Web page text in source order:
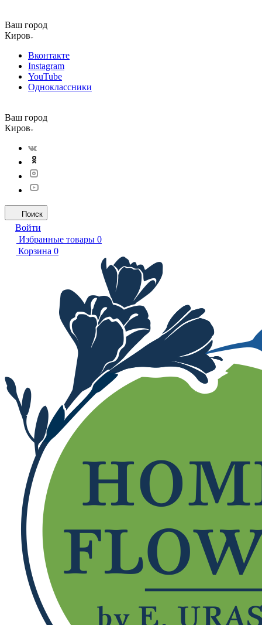
Ваш город
Киров
Вконтакте
Instagram
YouTube
Одноклассники
Ваш город
Киров
Поиск
Войти
Избранные товары 0
Корзина 0